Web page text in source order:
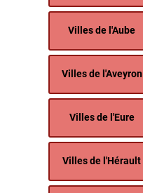
Villes de l'Aube
Villes de l'Aveyron
Villes de l'Eure
Villes de l'Hérault